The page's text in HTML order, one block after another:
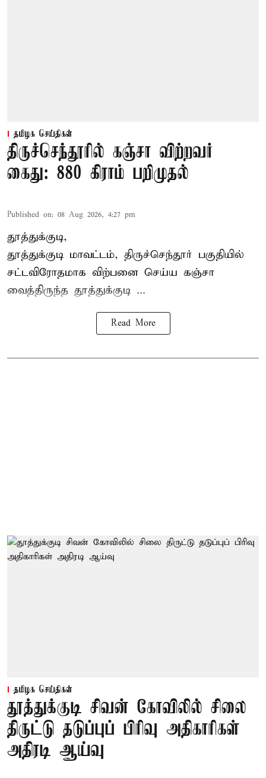
தமிழக செய்திகள்
திருச்செந்தூரில் கஞ்சா விற்றவர்
கைது: 880 கிராம் பறிமுதல்
Published on: 08 Aug 2026, 4:27 pm
தூத்துக்குடி,
தூத்துக்குடி மாவட்டம், திருச்செந்தூர் பகுதியில்
சட்டவிரோதமாக விற்பனை செய்ய கஞ்சா
வைத்திருந்த தூத்துக்குடி ...
Read More
தமிழக செய்திகள்
தூத்துக்குடி சிவன் கோவிலில் சிலை
திருட்டு தடுப்புப் பிரிவு அதிகாரிகள்
அதிரடி ஆய்வு